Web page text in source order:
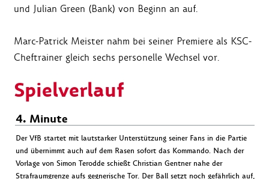
und Julian Green (Bank) von Beginn an auf.
Marc-Patrick Meister nahm bei seiner Premiere als KSC-
Cheftrainer gleich sechs personelle Wechsel vor.
Spielverlauf
4. Minute
Der VfB startet mit lautstarker Unterstützung seiner Fans in die Partie
und übernimmt auch auf dem Rasen sofort das Kommando. Nach der
Vorlage von Simon Terodde schießt Christian Gentner nahe der
Strafraumgrenze aufs gegnerische Tor. Der Ball setzt noch gefährlich auf,